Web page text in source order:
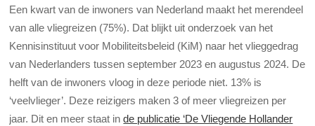
Een kwart van de inwoners van Nederland maakt het merendeel
van alle vliegreizen (75%). Dat blijkt uit onderzoek van het
Kennisinstituut voor Mobiliteitsbeleid (KiM) naar het vlieggedrag
van Nederlanders tussen september 2023 en augustus 2024. De
helft van de inwoners vloog in deze periode niet. 13% is
‘veelvlieger’. Deze reizigers maken 3 of meer vliegreizen per
jaar. Dit en meer staat inde publicatie ‘De Vliegende Hollander